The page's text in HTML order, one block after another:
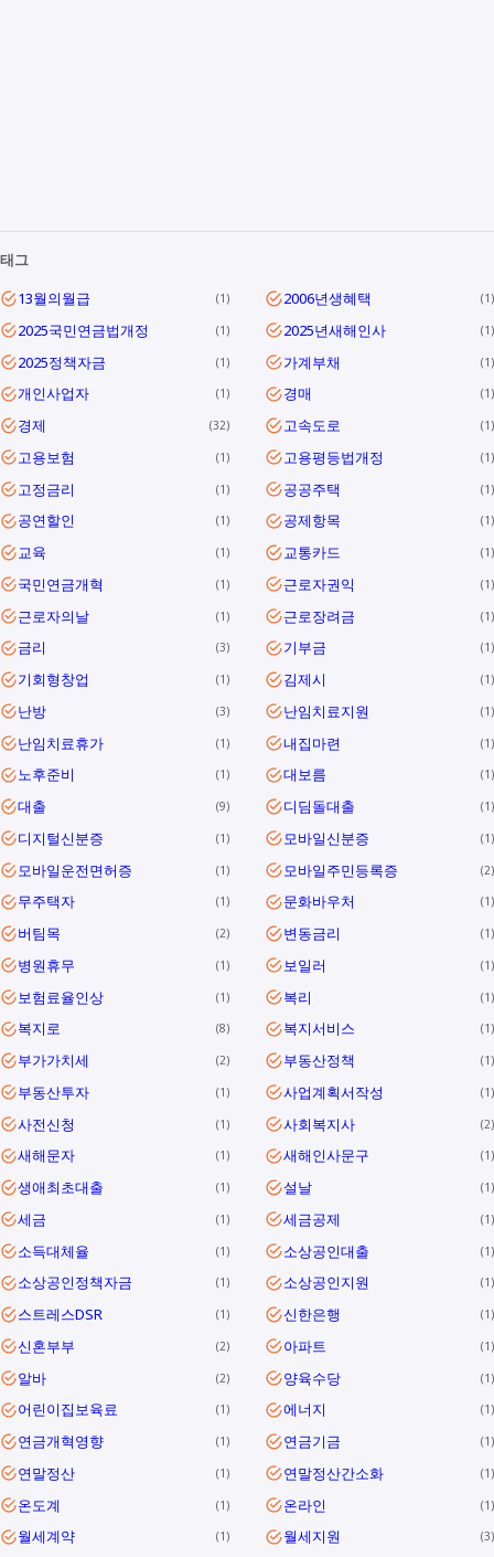
태그
13월의월급
1 2006년생혜택 1
2025국민연금법개정 1 2025년새해인사 1
2025정책자금 1 가계부채 1
개인사업자 1 경매 1
경제 32 고속도로 1
고용보험 1 고용평등법개정 1
고정금리 1 공공주택 1
공연할인 1 공제항목 1
교육 1 교통카드 1
국민연금개혁 1 근로자권익 1
근로자의날 1 근로장려금 1
금리 3 기부금 1
기회형창업 1 김제시 1
난방 3 난임치료지원 1
난임치료휴가 1 내집마련 1
노후준비 1 대보름 1
대출 9 디딤돌대출 1
디지털신분증 1 모바일신분증 1
모바일운전면허증 1 모바일주민등록증 2
무주택자 1 문화바우처 1
버팀목 2 변동금리 1
병원휴무 1 보일러 1
보험료율인상 1 복리 1
복지로 8 복지서비스 1
부가가치세 2 부동산정책 1
부동산투자 1 사업계획서작성 1
사전신청 1 사회복지사 2
새해문자 1 새해인사문구 1
생애최초대출 1 설날 1
세금 1 세금공제 1
소득대체율 1 소상공인대출 1
소상공인정책자금 1 소상공인지원 1
스트레스DSR 1 신한은행 1
신혼부부 2 아파트 1
알바 2 양육수당 1
어린이집보육료 1 에너지 1
연금개혁영향 1 연금기금 1
연말정산 1 연말정산간소화 1
온도계 1 온라인 1
월세계약 1 월세지원 3